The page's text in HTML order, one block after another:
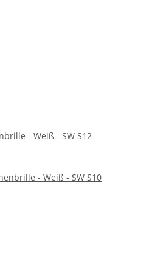
- Weiß - SW S12